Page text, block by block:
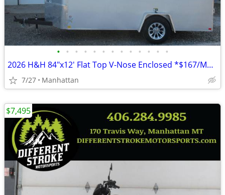
• • • • • • • • • • • • •
2026 H&H 84"x12' Flat Top V-Nose Enclosed *$167/Month OAC $0 Down*
7/27 Manhattan
$7,495